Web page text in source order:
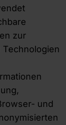
zur
und